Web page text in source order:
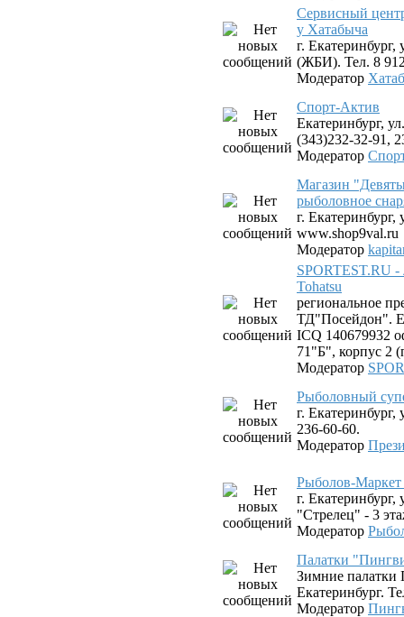
Сервисный
у Хатабыча
г.
(ЖБИ). Тел. 8
Модератор
Спорт-Актив
Екатеринбург,
(343)232-32-91,
Модератор
Магазин
рыболовное
г.
www.shop9val.ru
Модератор
SPORTEST.RU
Tohatsu
региональное
ТД"Посейдон".
ICQ 140679932
71"Б", корпус 2
Модератор
Рыболовный
г.
236-60-60.
Модератор
Рыболов-
г.
"Стрелец" - 3
Модератор
Палатки
Зимние палатки
Екатеринбург.
Модератор